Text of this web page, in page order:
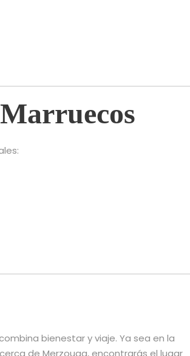
bienestar y viaje. Ya sea en la
de Merzouga, encontrarás el lugar